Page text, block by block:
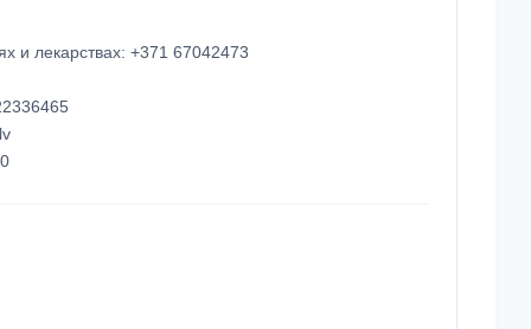
и лекарствах: +371 67042473